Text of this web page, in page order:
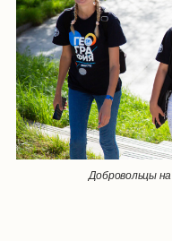
Добровольцы